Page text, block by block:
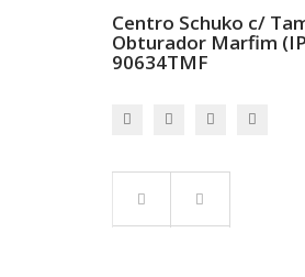
Centro Schuko c/
Obturador Marfim
90634TMF